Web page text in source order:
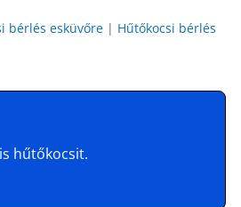
bérlés esküvőre| Hűtőkocsi bérlés
hűtőkocsit.